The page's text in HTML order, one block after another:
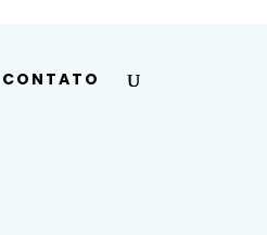
CONTATO